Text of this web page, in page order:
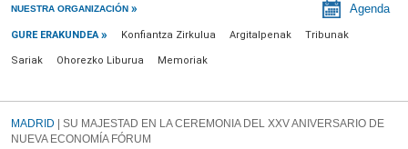
NUESTRA ORGANIZACIÓN Agenda
Gure erakundea
GURE ERAKUNDEA Konfiantza Zirkulua Argitalpenak Tribunak
Sariak Ohorezko Liburua Memoriak
MADRID | SU MAJESTAD EN LA CEREMONIA DEL XXV ANIVERSARIO DE
NUEVA ECONOMÍA FÓRUM